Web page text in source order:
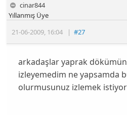
cinar844
21-06-2009, 16:04 |#27
Yıllanmış Üye
arkadaşlar yaprak
izleyemedim ne yapsamda
olurmusunuz izlemek